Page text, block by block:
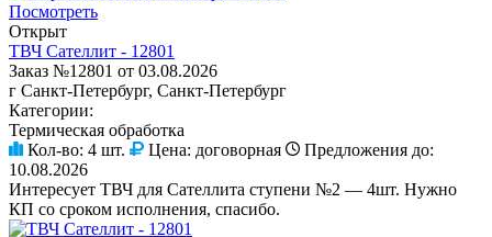
Посмотреть
Открыт
ТВЧ Сателлит - 12801
Заказ №12801 от 03.08.2026
г Санкт-Петербург, Санкт-Петербург
Категории:
Термическая обработка
Кол-во: 4 шт. Цена: договорная
Предложения до:
10.08.2026
Интересует ТВЧ для Сателлита ступени №2 — 4шт. Нужно
КП со сроком исполнения, спасибо.